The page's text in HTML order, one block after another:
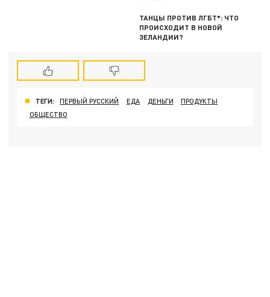
ТАНЦЫ ПРОТИВ ЛГБТ*: ЧТО
ПРОИСХОДИТ В НОВОЙ
ЗЕЛАНДИИ?
ТЕГИ: ПЕРВЫЙ РУССКИЙ ЕДА ДЕНЬГИ
ПРОДУКТЫ
ОБЩЕСТВО